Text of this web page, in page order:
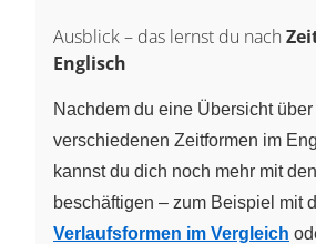
Ausblick – das lernst du nach
Englisch
Nachdem du eine Übersicht
verschiedenen Zeitformen im
kannst du dich noch mehr mit
beschäftigen – zum Beispiel mit
Verlaufsformen im Vergleich